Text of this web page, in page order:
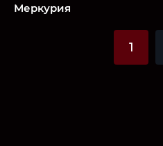
Меркурия
1